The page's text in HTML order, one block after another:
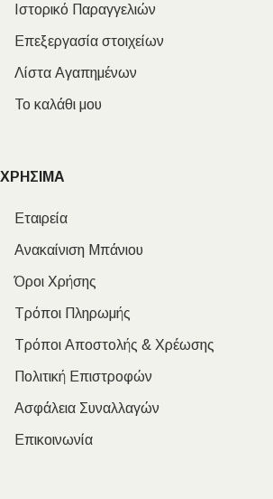
Ιστορικό Παραγγελιών
Επεξεργασία στοιχείων
Λίστα Αγαπημένων
Το καλάθι μου
ΧΡΗΣΙΜΑ
Εταιρεία
Ανακαίνιση Μπάνιου
Όροι Χρήσης
Τρόποι Πληρωμής
Τρόποι Αποστολής & Χρέωσης
Πολιτική Επιστροφών
Ασφάλεια Συναλλαγών
Επικοινωνία